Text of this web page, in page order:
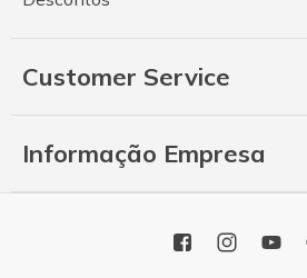
Customer Service
Informação Empresa